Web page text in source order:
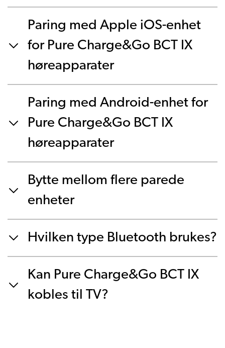
Paring med Apple iOS-enhet
for Pure Charge&Go BCT IX
høreapparater
Paring med Android-enhet for
Pure Charge&Go BCT IX
høreapparater
Bytte mellom flere parede
enheter
Hvilken type Bluetooth brukes?
Kan Pure Charge&Go BCT IX
kobles til TV?